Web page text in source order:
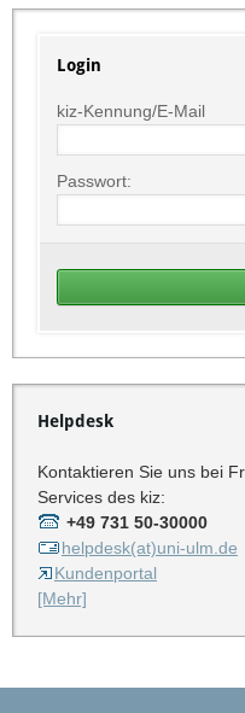
Login
kiz-Kennung/E-Mail
Passwort:
Helpdesk
Kontaktieren Sie uns bei
Services des kiz:
+49 731 50-30000
helpdesk(at)uni-ulm.de
Kundenportal
[Mehr]